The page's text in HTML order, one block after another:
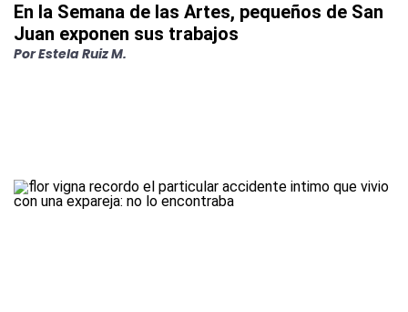
En la Semana de las Artes, pequeños de San
Juan exponen sus trabajos
PorEstela Ruiz M.